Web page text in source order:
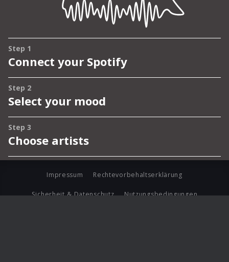
Impressum Rechtevorbehaltserklärung
Sicherheit & Datenschutz Nutzungsbedingungen